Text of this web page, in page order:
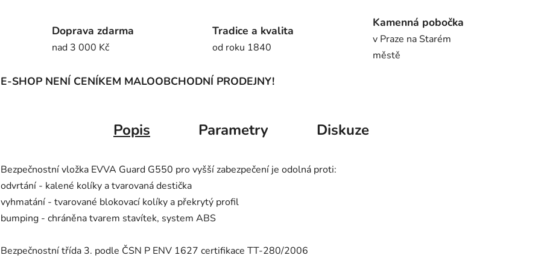
Doprava zdarma
nad 3 000 Kč
Tradice a kvalita
od roku 1840
Kamenná pobočka
v Praze na Starém
městě
E-SHOP NENÍ CENÍKEM MALOOBCHODNÍ PRODEJNY!
Popis Parametry Diskuze
Bezpečnostní vložka EVVA Guard G550 pro vyšší zabezpečení je odolná proti:
odvrtání - kalené kolíky a tvarovaná destička
vyhmatání - tvarované blokovací kolíky a překrytý profil
bumping - chráněna tvarem stavítek, system ABS
Bezpečnostní třída 3. podle ČSN P ENV 1627 certifikace TT-280/2006